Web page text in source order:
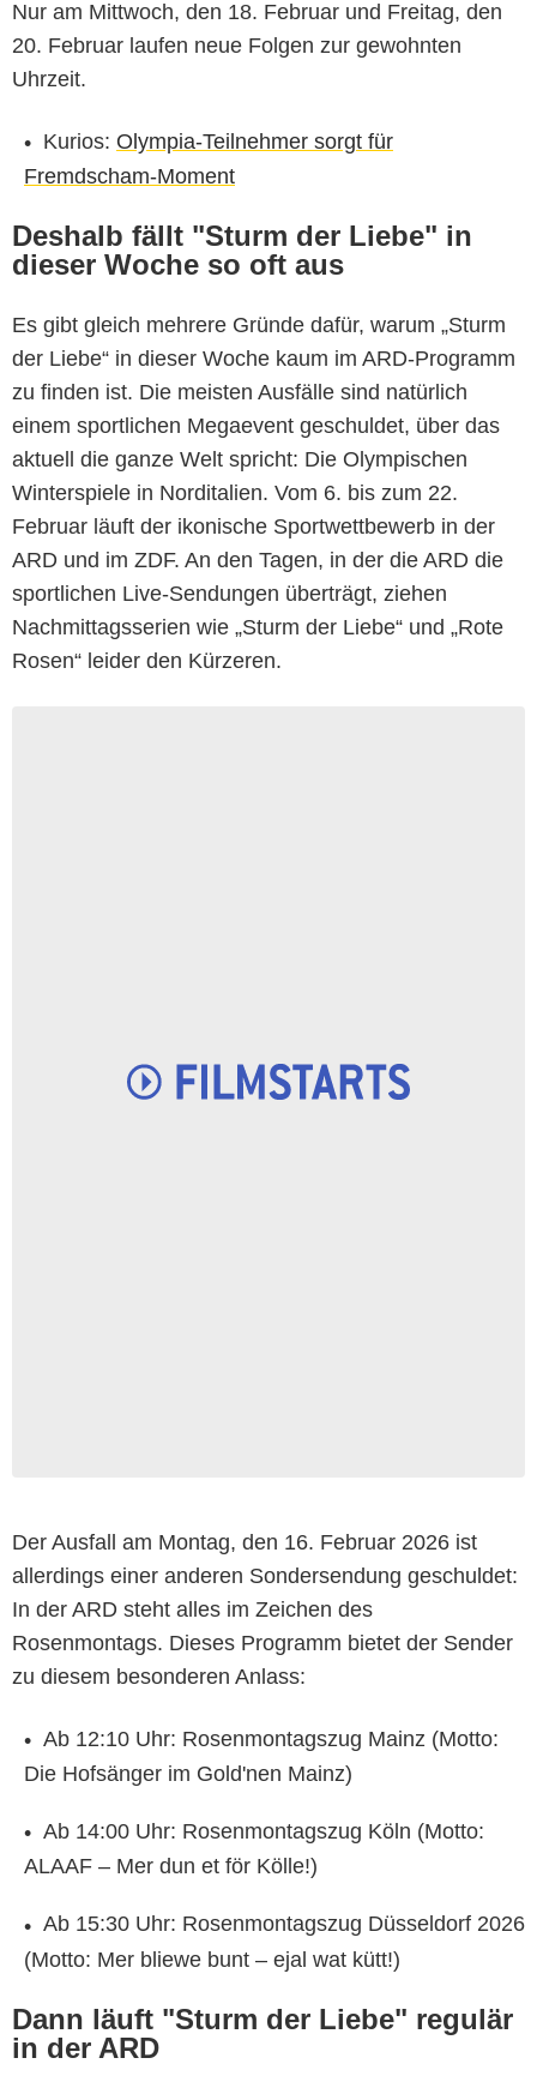
Nur am Mittwoch, den 18. Februar und Freitag, den
20. Februar laufen neue Folgen zur gewohnten
Uhrzeit.
Kurios: Olympia-Teilnehmer sorgt für
Fremdscham-Moment
Deshalb fällt "Sturm der Liebe" in
dieser Woche so oft aus
Es gibt gleich mehrere Gründe dafür, warum „Sturm
der Liebe“ in dieser Woche kaum im ARD-Programm
zu finden ist. Die meisten Ausfälle sind natürlich
einem sportlichen Megaevent geschuldet, über das
aktuell die ganze Welt spricht: Die Olympischen
Winterspiele in Norditalien. Vom 6. bis zum 22.
Februar läuft der ikonische Sportwettbewerb in der
ARD und im ZDF. An den Tagen, in der die ARD die
sportlichen Live-Sendungen überträgt, ziehen
Nachmittagsserien wie „Sturm der Liebe“ und „Rote
Rosen“ leider den Kürzeren.
Der Ausfall am Montag, den 16. Februar 2026 ist
allerdings einer anderen Sondersendung geschuldet:
In der ARD steht alles im Zeichen des
Rosenmontags. Dieses Programm bietet der Sender
zu diesem besonderen Anlass:
Ab 12:10 Uhr: Rosenmontagszug Mainz (Motto:
Die Hofsänger im Gold'nen Mainz)
Ab 14:00 Uhr: Rosenmontagszug Köln (Motto:
ALAAF – Mer dun et för Kölle!)
Ab 15:30 Uhr: Rosenmontagszug Düsseldorf 2026
(Motto: Mer bliewe bunt – ejal wat kütt!)
Dann läuft "Sturm der Liebe" regulär
in der ARD